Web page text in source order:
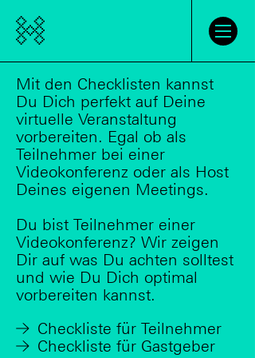
Einführung
Tutorials
Grundlagen
Videokonferenzen
Kollaboration
Technik
Support
Co-Hosting
Mit den Checklisten kannst
Du Dich perfekt auf Deine
virtuelle Veranstaltung
vorbereiten. Egal ob als
Teilnehmer bei einer
Videokonferenz oder als Host
Deines eigenen Meetings.
Du bist Teilnehmer einer
Videokonferenz? Wir zeigen
Dir auf was Du achten solltest
und wie Du Dich optimal
vorbereiten kannst.
Checkliste für Teilnehmer
Checkliste für Gastgeber